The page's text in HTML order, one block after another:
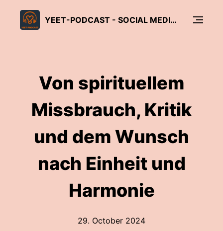
YEET-PODCAST - SOCIAL MEDIA FÜR GLAUBE UND KIRCHE
Von spirituellem
Missbrauch, Kritik
und dem Wunsch
nach Einheit und
Harmonie
29. October 2024